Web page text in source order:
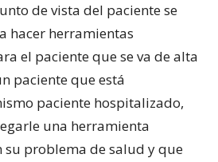
de vista del paciente se
hacer herramientas
el paciente que se va de alta
paciente que está
paciente hospitalizado,
una herramienta
su problema de salud y que